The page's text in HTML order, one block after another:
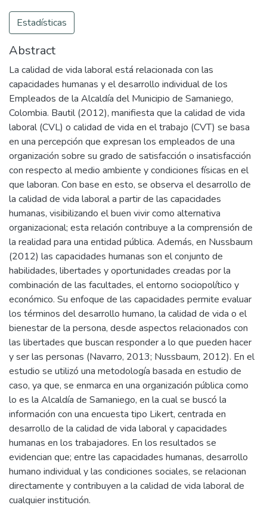
Estadísticas
Abstract
La calidad de vida laboral está relacionada con las
capacidades humanas y el desarrollo individual de los
Empleados de la Alcaldía del Municipio de Samaniego,
Colombia. Bautil (2012), manifiesta que la calidad de vida
laboral (CVL) o calidad de vida en el trabajo (CVT) se basa
en una percepción que expresan los empleados de una
organización sobre su grado de satisfacción o insatisfacción
con respecto al medio ambiente y condiciones físicas en el
que laboran. Con base en esto, se observa el desarrollo de
la calidad de vida laboral a partir de las capacidades
humanas, visibilizando el buen vivir como alternativa
organizacional; esta relación contribuye a la comprensión de
la realidad para una entidad pública. Además, en Nussbaum
(2012) las capacidades humanas son el conjunto de
habilidades, libertades y oportunidades creadas por la
combinación de las facultades, el entorno sociopolítico y
económico. Su enfoque de las capacidades permite evaluar
los términos del desarrollo humano, la calidad de vida o el
bienestar de la persona, desde aspectos relacionados con
las libertades que buscan responder a lo que pueden hacer
y ser las personas (Navarro, 2013; Nussbaum, 2012). En el
estudio se utilizó una metodología basada en estudio de
caso, ya que, se enmarca en una organización pública como
lo es la Alcaldía de Samaniego, en la cual se buscó la
información con una encuesta tipo Likert, centrada en
desarrollo de la calidad de vida laboral y capacidades
humanas en los trabajadores. En los resultados se
evidencian que; entre las capacidades humanas, desarrollo
humano individual y las condiciones sociales, se relacionan
directamente y contribuyen a la calidad de vida laboral de
cualquier institución.